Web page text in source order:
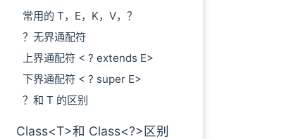
常用的 T，E，K，V，？
？无界通配符
上界通配符 < ? extends E>
下界通配符 < ? super E>
？和 T 的区别
Class<T>和 Class<?>区别